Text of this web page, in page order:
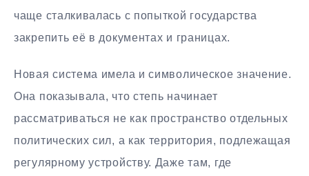
чаще сталкивалась с попыткой государства
закрепить её в документах и границах.
Новая система имела и символическое значение.
Она показывала, что степь начинает
рассматриваться не как пространство отдельных
политических сил, а как территория, подлежащая
регулярному устройству. Даже там, где